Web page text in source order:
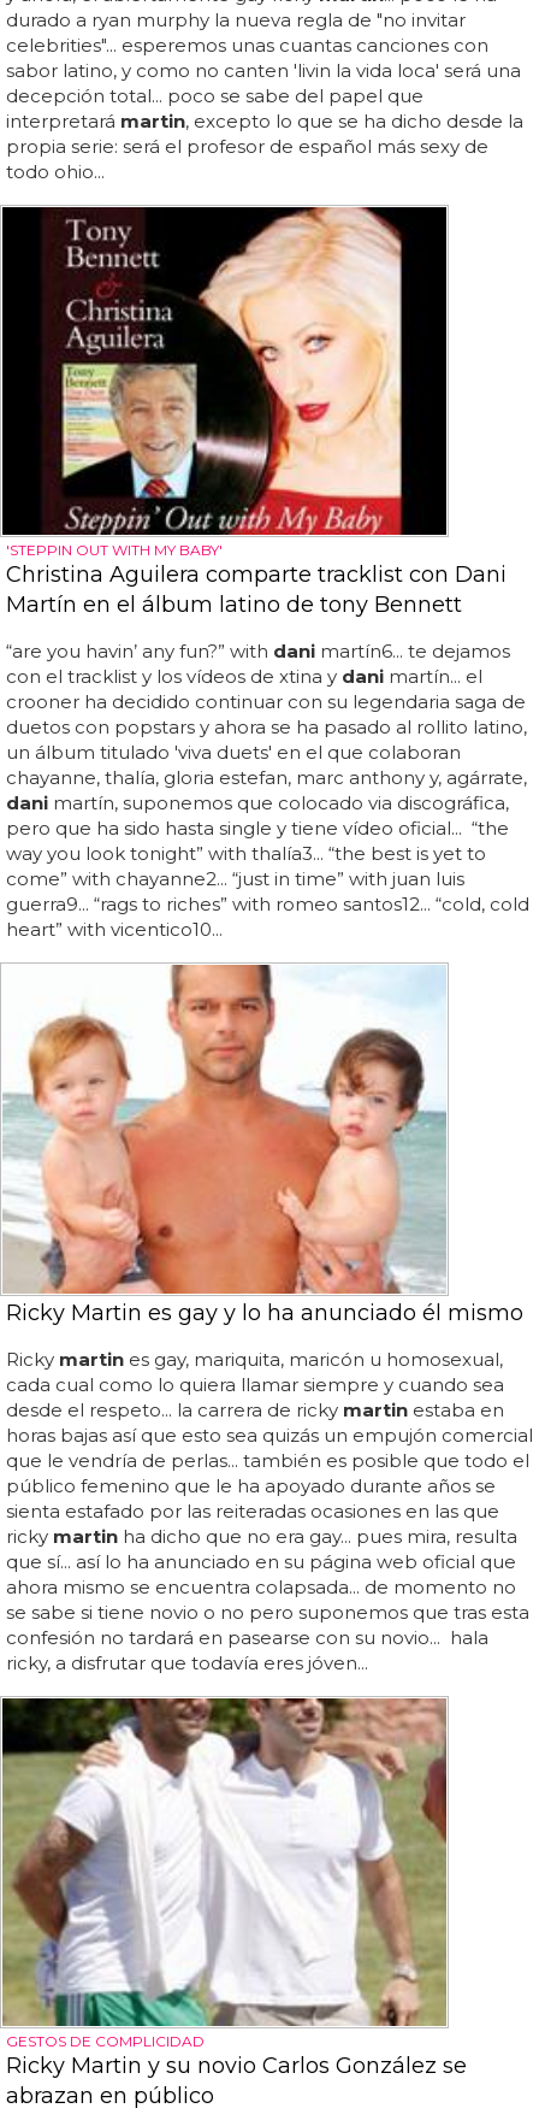
durado a ryan murphy la nueva regla de "no invitar
celebrities"... esperemos unas cuantas canciones con
sabor latino, y como no canten 'livin la vida loca' será una
decepción total... poco se sabe del papel que
interpretará martin, excepto lo que se ha dicho desde la
propia serie: será el profesor de español más sexy de
todo ohio...
'STEPPIN OUT WITH MY BABY'
Christina Aguilera comparte tracklist con Dani
Martín en el álbum latino de tony Bennett
“are you havin’ any fun?” with dani martín6... te dejamos
con el tracklist y los vídeos de xtina y dani martín... el
crooner ha decidido continuar con su legendaria saga de
duetos con popstars y ahora se ha pasado al rollito latino,
un álbum titulado 'viva duets' en el que colaboran
chayanne, thalía, gloria estefan, marc anthony y, agárrate,
dani martín, suponemos que colocado via discográfica,
pero que ha sido hasta single y tiene vídeo oficial... “the
way you look tonight” with thalía3... “the best is yet to
come” with chayanne2... “just in time” with juan luis
guerra9... “rags to riches” with romeo santos12... “cold, cold
heart” with vicentico10...
Ricky Martin es gay y lo ha anunciado él mismo
Ricky martin es gay, mariquita, maricón u homosexual,
cada cual como lo quiera llamar siempre y cuando sea
desde el respeto... la carrera de ricky martin estaba en
horas bajas así que esto sea quizás un empujón comercial
que le vendría de perlas... también es posible que todo el
público femenino que le ha apoyado durante años se
sienta estafado por las reiteradas ocasiones en las que
ricky martin ha dicho que no era gay... pues mira, resulta
que sí... así lo ha anunciado en su página web oficial que
ahora mismo se encuentra colapsada... de momento no
se sabe si tiene novio o no pero suponemos que tras esta
confesión no tardará en pasearse con su novio... hala
ricky, a disfrutar que todavía eres jóven...
GESTOS DE COMPLICIDAD
Ricky Martin y su novio Carlos González se
abrazan en público